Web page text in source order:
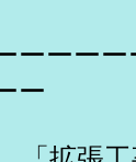
ーーー
ーー